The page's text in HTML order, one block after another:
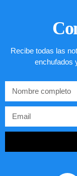
Recibe todas las
enchufados